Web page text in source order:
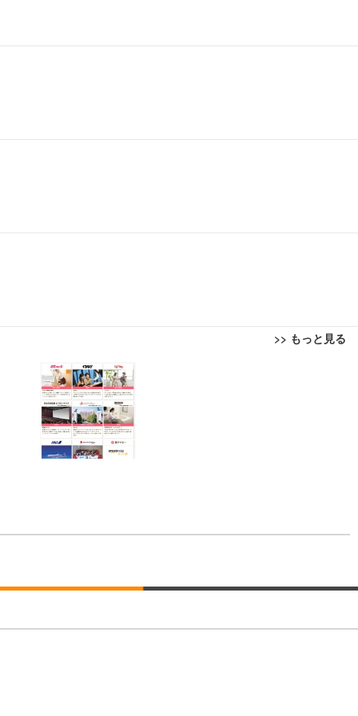
>> もっと見る
面昇降 強化ナイロン樹脂ベース 通気性メッシュ 在宅ワーク H-WY01
跳ね上げ式アームレスト 3Dヘッドレスト ハンガー付き 高反発クッ
整 スイベル VESA対応 ComfortView ビジネス向け
1) (ケース販売)